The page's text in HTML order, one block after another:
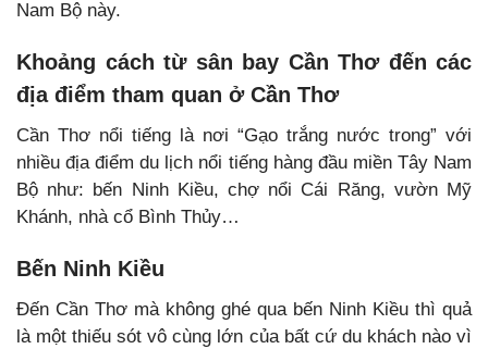
Nam Bộ này.
Khoảng cách từ sân bay Cần Thơ đến các
địa điểm tham quan ở Cần Thơ
Cần Thơ nổi tiếng là nơi “Gạo trắng nước trong” với
nhiều địa điểm du lịch nổi tiếng hàng đầu miền Tây Nam
Bộ như: bến Ninh Kiều, chợ nổi Cái Răng, vườn Mỹ
Khánh, nhà cổ Bình Thủy…
Bến Ninh Kiều
Đến Cần Thơ mà không ghé qua bến Ninh Kiều thì quả
là một thiếu sót vô cùng lớn của bất cứ du khách nào vì